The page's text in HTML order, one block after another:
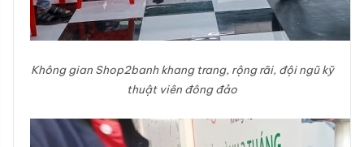
Không gian Shop2banh khang trang, rộng rãi, đội ngũ kỹ
thuật viên đông đảo